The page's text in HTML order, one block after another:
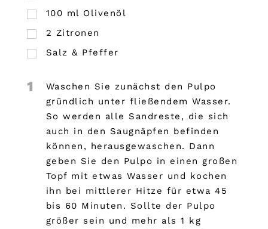
100 ml Olivenöl
2 Zitronen
Salz & Pfeffer
1
Waschen Sie zunächst den Pulpo
gründlich unter fließendem Wasser.
So werden alle Sandreste, die sich
auch in den Saugnäpfen befinden
können, herausgewaschen. Dann
geben Sie den Pulpo in einen großen
Topf mit etwas Wasser und kochen
ihn bei mittlerer Hitze für etwa 45
bis 60 Minuten. Sollte der Pulpo
größer sein und mehr als 1 kg